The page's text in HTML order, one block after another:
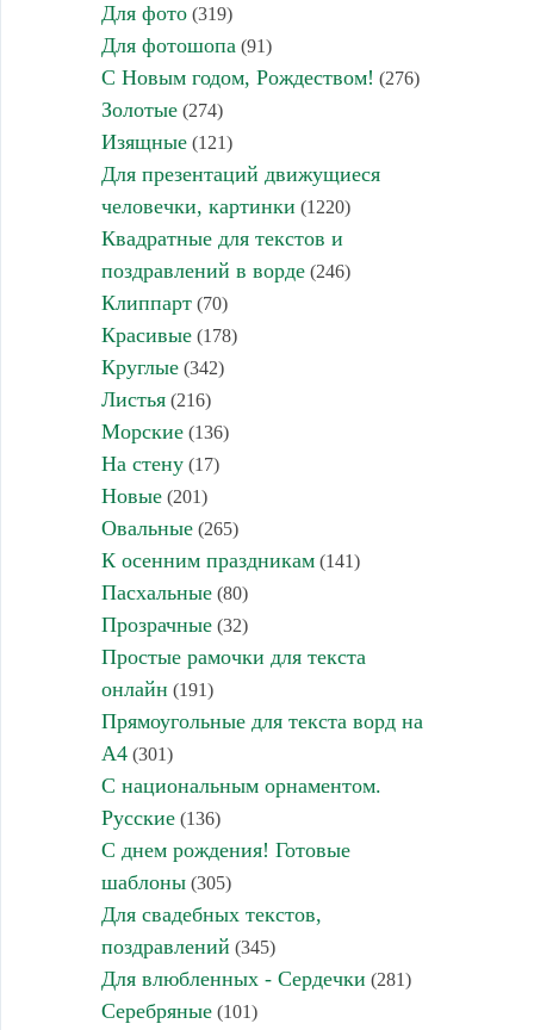
Для фото(319)
Для фотошопа (91)
С Новым годом, Рождеством! (276)
Золотые(274)
Изящные(121)
Для презентаций движущиеся
человечки, картинки (1220)
Квадратные для текстов и
поздравлений в ворде(246)
Клиппарт(70)
Красивые(178)
Круглые(342)
Листья(216)
Морские(136)
На стену(17)
Новые(201)
Овальные(265)
К осенним праздникам(141)
Пасхальные(80)
Прозрачные(32)
Простые рамочки для текста
онлайн (191)
Прямоугольные для текста ворд на
А4(301)
С национальным орнаментом.
Русские(136)
С днем рождения! Готовые
шаблоны(305)
Для свадебных текстов,
поздравлений (345)
Для влюбленных - Сердечки (281)
Серебряные(101)